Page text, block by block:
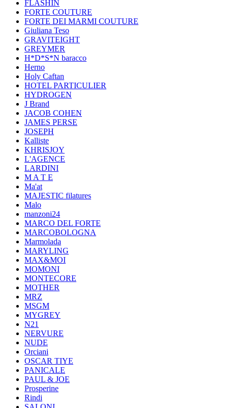
FLASHIN
FORTE COUTURE
FORTE DEI MARMI COUTURE
Giuliana Teso
GRAVITEIGHT
GREYMER
H*D*S*N baracco
Herno
Holy Caftan
HOTEL PARTICULIER
HYDROGEN
J Brand
JACOB COHEN
JAMES PERSE
JOSEPH
Kalliste
KHRISJOY
L'AGENCE
LARDINI
M A T E
Ma'at
MAJESTIC filatures
Malo
manzoni24
MARCO DEL FORTE
MARCOBOLOGNA
Marmolada
MARYLING
MAX&MOI
MOMONI
MONTECORE
MOTHER
MRZ
MSGM
MYGREY
N21
NERVURE
NUDE
Orciani
OSCAR TIYE
PANICALE
PAUL & JOE
Prosperine
Rindi